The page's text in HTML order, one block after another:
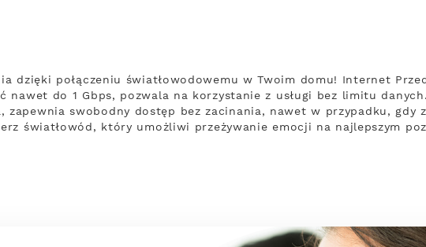
dzięki połączeniu światłowodowemu w Twoim domu! Internet
nawet do 1 Gbps, pozwala na korzystanie z usługi bez limitu
zapewnia swobodny dostęp bez zacinania, nawet w przypadku, gdy
światłowód, który umożliwi przeżywanie emocji na najlepszym